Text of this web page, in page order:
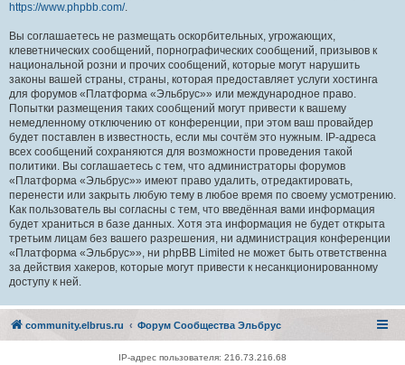
https://www.phpbb.com/.
Вы соглашаетесь не размещать оскорбительных, угрожающих,
клеветнических сообщений, порнографических сообщений, призывов к
национальной розни и прочих сообщений, которые могут нарушить
законы вашей страны, страны, которая предоставляет услуги хостинга
для форумов «Платформа «Эльбрус»» или международное право.
Попытки размещения таких сообщений могут привести к вашему
немедленному отключению от конференции, при этом ваш провайдер
будет поставлен в известность, если мы сочтём это нужным. IP-адреса
всех сообщений сохраняются для возможности проведения такой
политики. Вы соглашаетесь с тем, что администраторы форумов
«Платформа «Эльбрус»» имеют право удалить, отредактировать,
перенести или закрыть любую тему в любое время по своему усмотрению.
Как пользователь вы согласны с тем, что введённая вами информация
будет храниться в базе данных. Хотя эта информация не будет открыта
третьим лицам без вашего разрешения, ни администрация конференции
«Платформа «Эльбрус»», ни phpBB Limited не может быть ответственна
за действия хакеров, которые могут привести к несанкционированному
доступу к ней.
community.elbrus.ru Форум Сообщества Эльбрус
IP-адрес пользователя: 216.73.216.68